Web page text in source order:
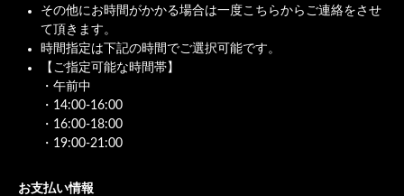
その他にお時間がかかる場合は一度こちらからご連絡をさせ
て頂きます。
時間指定は下記の時間でご選択可能です。
【ご指定可能な時間帯】
・午前中
・14:00-16:00
・16:00-18:00
・19:00-21:00
お支払い情報